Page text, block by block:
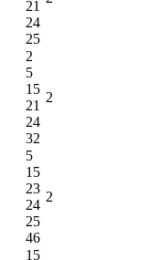
21
24
25
2
5
15
21
24
32
2
5
15
23
24
25
46
2
15